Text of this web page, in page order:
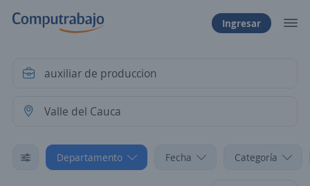
Ingresar
Departamento Fecha Categoría